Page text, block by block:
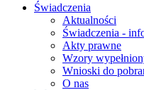
Świadczenia
Aktualności
Świadczenia -
Akty prawne
Wzory
Wnioski do
O nas